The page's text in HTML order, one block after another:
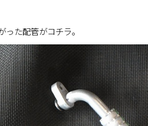
た配管がコチラ。